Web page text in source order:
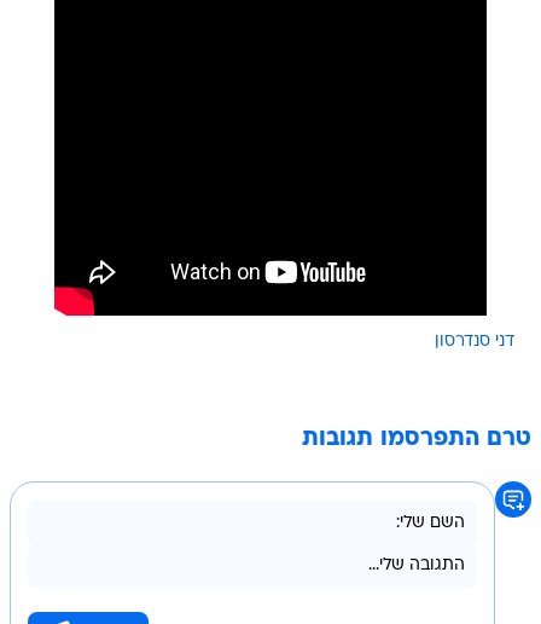
דני סנדרסון
טרם התפרסמו תגובות